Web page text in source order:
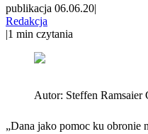
publikacja 06.06.20|
Redakcja
|1 min czytania
Autor: Steffen Ramsaier
„Dana jako pomoc ku obronie